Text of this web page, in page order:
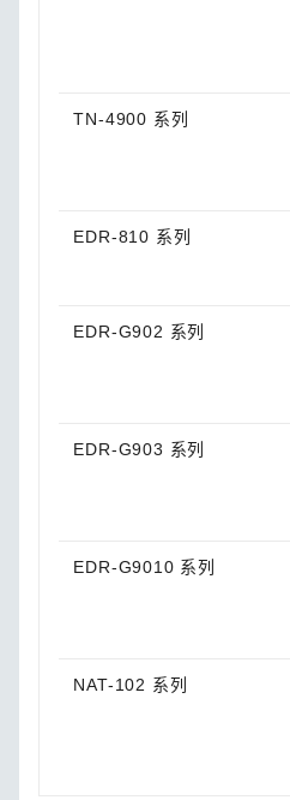
TN-4900 系列
EDR-810 系列
EDR-G902 系列
EDR-G903 系列
EDR-G9010 系列
NAT-102 系列